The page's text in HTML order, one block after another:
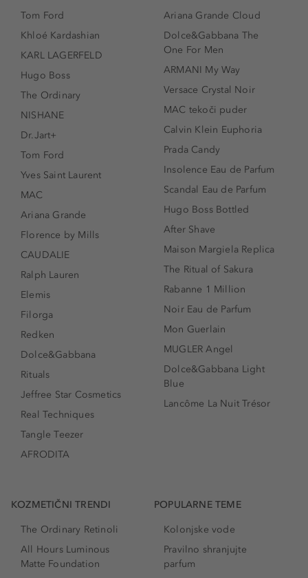
Tom Ford
Khloé Kardashian
KARL LAGERFELD
Hugo Boss
The Ordinary
NISHANE
Dr.Jart+
Tom Ford
Yves Saint Laurent
MAC
Ariana Grande
Florence by Mills
CAUDALIE
Ralph Lauren
Elemis
Filorga
Redken
Dolce&Gabbana
Rituals
Jeffree Star Cosmetics
Real Techniques
Tangle Teezer
AFRODITA
Ariana Grande Cloud
Dolce&Gabbana The
One For Men
ARMANI My Way
Versace Crystal Noir
MAC tekoči puder
Calvin Klein Euphoria
Prada Candy
Insolence Eau de Parfum
Scandal Eau de Parfum
Hugo Boss Bottled
After Shave
Maison Margiela Replica
The Ritual of Sakura
Rabanne 1 Million
Noir Eau de Parfum
Mon Guerlain
MUGLER Angel
Dolce&Gabbana Light
Blue
Lancôme La Nuit Trésor
KOZMETIČNI TRENDI
The Ordinary Retinoli
All Hours Luminous
Matte Foundation
POPULARNE TEME
Kolonjske vode
Pravilno shranjujte
parfum